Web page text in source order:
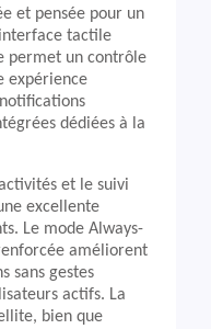
et pensée pour un
tactile
permet un contrôle
expérience
dédiées à la
et le suivi
excellente
Le mode Always-
améliorent
sans gestes
actifs. La
bien que